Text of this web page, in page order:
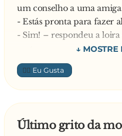
um conselho a uma
- Estás pronta para fazer
- Sim! – respondeu a
custe o que custar!
E a amiga continuo:
- Então, vais ter com o
mecânico. Ele vai colocar
quilometragem em
A loira vai ter com o Toni,
de novo o contador de
👍🏼
Último grito da